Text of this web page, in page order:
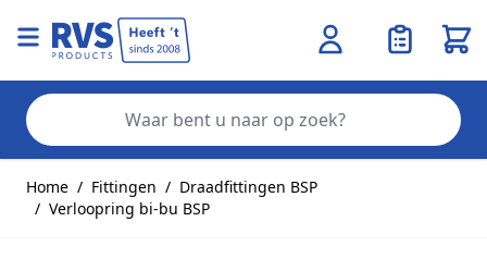
Home / Fittingen / Draadfittingen BSP
/ Verloopring bi-bu BSP